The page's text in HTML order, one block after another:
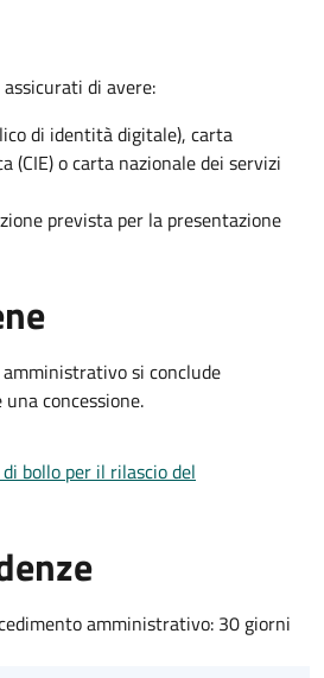
di avere:
di identità digitale), carta
(CIE) o carta nazionale dei servizi
prevista per la presentazione
si conclude
concessione.
bollo per il rilascio del
amministrativo: 30 giorni